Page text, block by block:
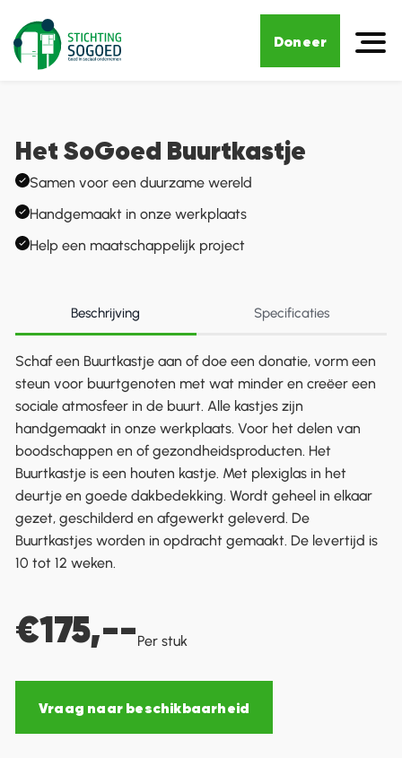
Doneer
Het SoGoed Buurtkastje
Samen voor een duurzame wereld
Handgemaakt in onze werkplaats
Help een maatschappelijk project
Beschrijving Specificaties
Schaf een Buurtkastje aan of doe een donatie, vorm een
steun voor buurtgenoten met wat minder en creëer een
sociale atmosfeer in de buurt. Alle kastjes zijn
handgemaakt in onze werkplaats. Voor het delen van
boodschappen en of gezondheidsproducten. Het
Buurtkastje is een houten kastje. Met plexiglas in het
deurtje en goede dakbedekking. Wordt geheel in elkaar
gezet, geschilderd en afgewerkt geleverd. De
Buurtkastjes worden in opdracht gemaakt. De levertijd is
10 tot 12 weken.
€175,--Per stuk
Vraag naar beschikbaarheid